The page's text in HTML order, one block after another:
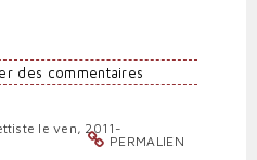
des commentaires
PERMALIEN
le ven, 2011-